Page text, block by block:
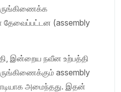
தேவைப்பட்டன (assembly
இன்றைய நவீன உற்பத்தி
assembly
அமைந்தது. இதன்